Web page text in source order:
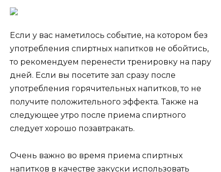
Если у вас наметилось событие, на котором без
употребления спиртных напитков не обойтись,
то рекомендуем перенести тренировку на пару
дней. Если вы посетите зал сразу после
употребления горячительных напитков, то не
получите положительного эффекта. Также на
следующее утро после приема спиртного
следует хорошо позавтракать.
Очень важно во время приема спиртных
напитков в качестве закуски использовать